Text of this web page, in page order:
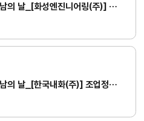
"일자리 수요데이" 구인구직만남의 날_[화성엔진니어링(주)] 배관점검 작업인원 모집
"일자리 수요데이" 구인구직만남의 날_[한국내화(주)] 조업정비직 모집